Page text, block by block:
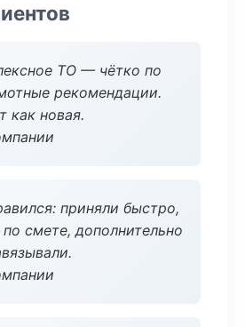
ТО — чётко по
рекомендации.
как новая.
приняли быстро,
смете, дополнительно